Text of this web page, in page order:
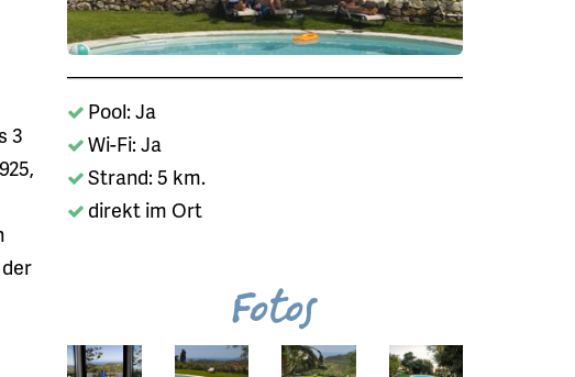
3
Pool: Ja
Wi-Fi: Ja
Strand: 5 km.
direkt im Ort
Fotos